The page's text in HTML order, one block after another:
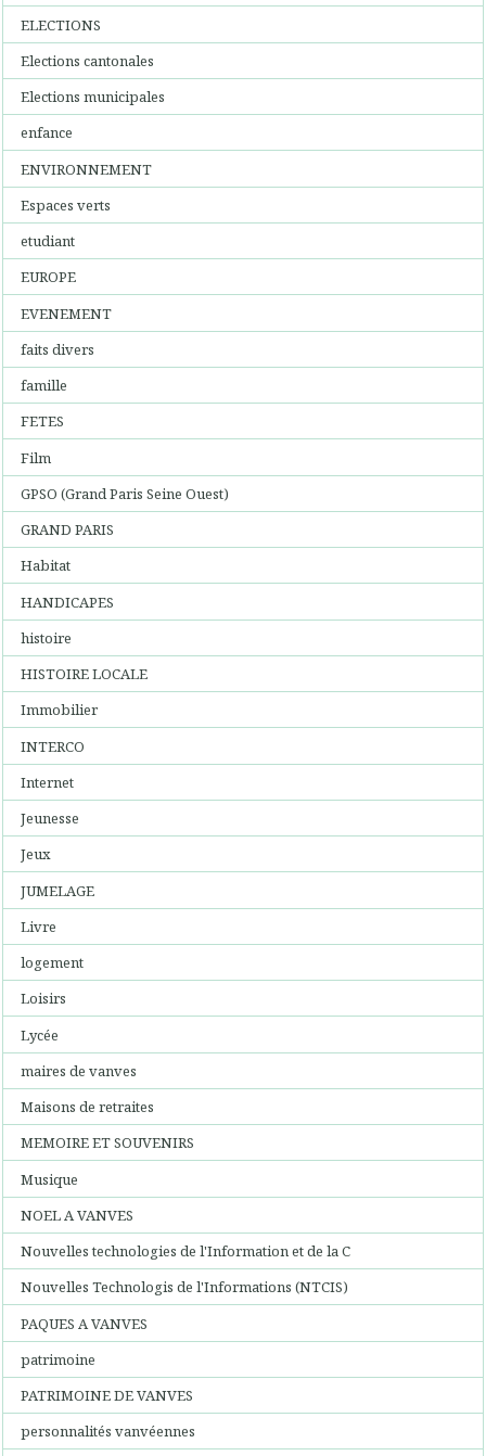
ELECTIONS
Elections cantonales
Elections municipales
enfance
ENVIRONNEMENT
Espaces verts
etudiant
EUROPE
EVENEMENT
faits divers
famille
FETES
Film
GPSO (Grand Paris Seine Ouest)
GRAND PARIS
Habitat
HANDICAPES
histoire
HISTOIRE LOCALE
Immobilier
INTERCO
Internet
Jeunesse
Jeux
JUMELAGE
Livre
logement
Loisirs
Lycée
maires de vanves
Maisons de retraites
MEMOIRE ET SOUVENIRS
Musique
NOEL A VANVES
Nouvelles technologies de l'Information et de la C
Nouvelles Technologis de l'Informations (NTCIS)
PAQUES A VANVES
patrimoine
PATRIMOINE DE VANVES
personnalités vanvéennes